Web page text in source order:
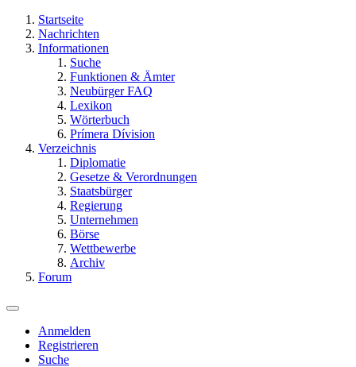
Startseite
Nachrichten
Informationen
Suche
Funktionen & Ämter
Neubürger FAQ
Lexikon
Wörterbuch
Prímera Dívision
Verzeichnis
Diplomatie
Gesetze & Verordnungen
Staatsbürger
Regierung
Unternehmen
Börse
Wettbewerbe
Archiv
Forum
Anmelden
Registrieren
Suche